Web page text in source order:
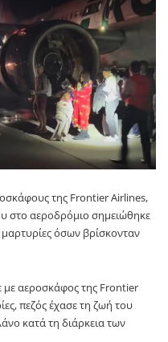
της Frontier Airlines,
στο αεροδρόμιο σημειώθηκε
όσων βρίσκονταν
με αεροσκάφος της Frontier
πεζός έχασε τη ζωή του
κατά τη διάρκεια των